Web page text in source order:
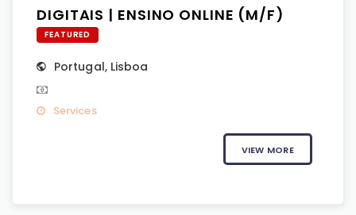
DIGITAIS | ENSINO ONLINE (M/F)
FEATURED
Portugal, Lisboa
Services
VIEW MORE